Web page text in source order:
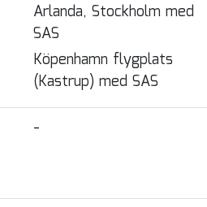
Arlanda, Stockholm med
SAS
Köpenhamn flygplats
(Kastrup) med SAS
-